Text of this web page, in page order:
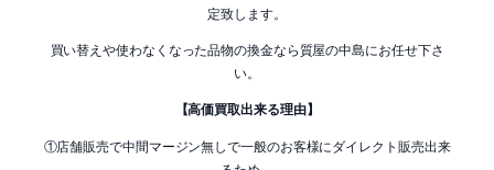
定致します。
買い替えや使わなくなった品物の換金なら質屋の中島にお任せ下さ
い。
【高価買取出来る理由】
①店舗販売で中間マージン無しで一般のお客様にダイレクト販売出来